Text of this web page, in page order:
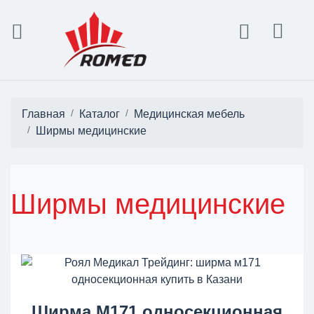
Главная Каталог
Медицинская мебель
Ширмы медицинские
Ширмы медицинские